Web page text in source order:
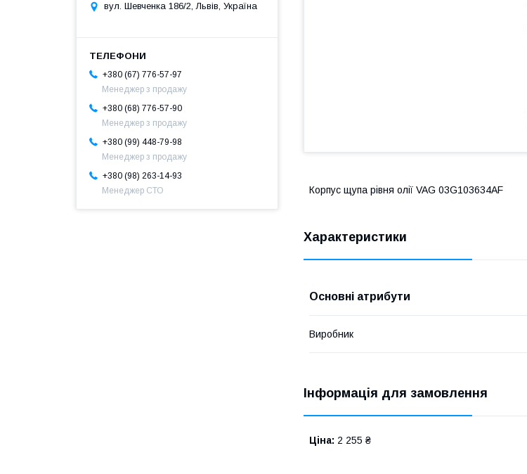
Корпус щупа рівня олії VAG 03G103634AF
Характеристики
Основні атрибути
Виробник
Інформація для замовлення
Ціна: 2 255 ₴
вул. Шевченка 186/2, Львів, Україна
+380 (67) 776-57-97
Менеджер з продажу
+380 (68) 776-57-90
Менеджер з продажу
+380 (99) 448-79-98
Менеджер з продажу
+380 (98) 263-14-93
Менеджер СТО